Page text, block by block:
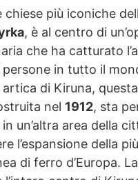
chiese più iconiche
, è al centro di
che ha catturato
persone in tutto il
di Kiruna, questa
nel 1912, sta
un’altra area della
l’espansione della
di ferro d’Europa.